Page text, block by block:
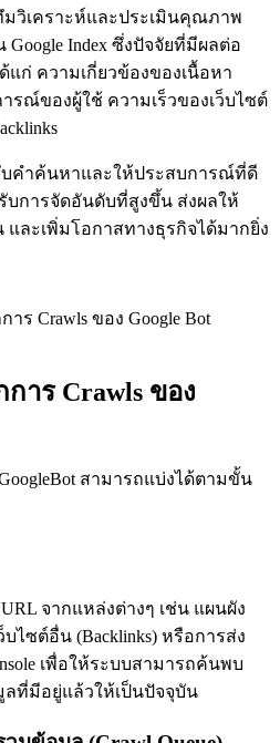
มวิเคราะห์และประเมินคุณภาพ
Google Index ซึ่งปัจจัยที่มีผลต่อ
ก่ ความเกี่ยวข้องของเนื้อหา
ณ์ของผู้ใช้ ความเร็วของเว็บไซต์
บคำค้นหาและให้ประสบการณ์ที่ดี
บการจัดอันดับที่สูงขึ้น ส่งผลให้
ละเพิ่มโอกาสทางธุรกิจได้มากยิ่ง
าร Crawls ของ
สามารถแบ่งได้ตามขั้น
จากแหล่งต่างๆ เช่น แผนผัง
บไซต์อื่น (Backlinks) หรือการส่ง
เพื่อให้ระบบสามารถค้นพบ
ที่มีอยู่แล้วให้เป็นปัจจุบัน